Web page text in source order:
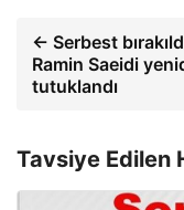
← Serbest
Ramin Saeidi
tutuklandı
Tavsiye Edilen